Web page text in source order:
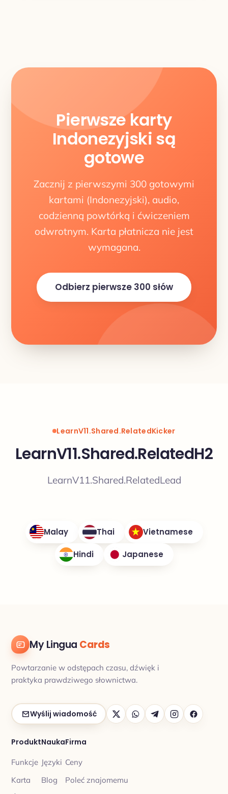
Pierwsze karty
Indonezyjski są
gotowe
Zacznij z pierwszymi 300 gotowymi
kartami (Indonezyjski), audio,
codzienną powtórką i ćwiczeniem
odwrotnym. Karta płatnicza nie jest
wymagana.
Odbierz pierwsze 300 słów
LearnV11.Shared.RelatedKicker
LearnV11.Shared.RelatedH2
LearnV11.Shared.RelatedLead
Malay Thai Vietnamese
Hindi Japanese
My Lingua Cards
Powtarzanie w odstępach czasu, dźwięk i
praktyka prawdziwego słownictwa.
Wyślij wiadomość
Produkt
Funkcje
Karta
Nauka
Języki
Blog
Firma
Ceny
Poleć znajomemu